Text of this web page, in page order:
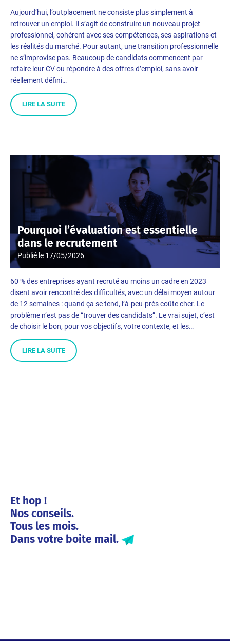
Aujourd’hui, l’outplacement ne consiste plus simplement à
retrouver un emploi. Il s’agit de construire un nouveau projet
professionnel, cohérent avec ses compétences, ses aspirations et
les réalités du marché. Pour autant, une transition professionnelle
ne s’improvise pas. Beaucoup de candidats commencent par
refaire leur CV ou répondre à des offres d’emploi, sans avoir
réellement défini…
LIRE LA SUITE
Pourquoi l’évaluation est essentielle
dans le recrutement
Publié le 17/05/2026
60 % des entreprises ayant recruté au moins un cadre en 2023
disent avoir rencontré des difficultés, avec un délai moyen autour
de 12 semaines : quand ça se tend, l’à-peu-près coûte cher. Le
problème n’est pas de “trouver des candidats”. Le vrai sujet, c’est
de choisir le bon, pour vos objectifs, votre contexte, et les…
LIRE LA SUITE
Et hop !
Nos conseils.
Tous les mois.
Dans votre boite mail.